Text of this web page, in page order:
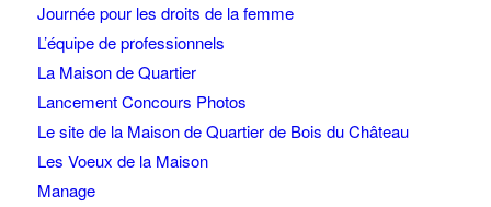
Journée pour les droits de la femme
L’équipe de professionnels
La Maison de Quartier
Lancement Concours Photos
Le site de la Maison de Quartier de Bois du Château
Les Voeux de la Maison
Manage